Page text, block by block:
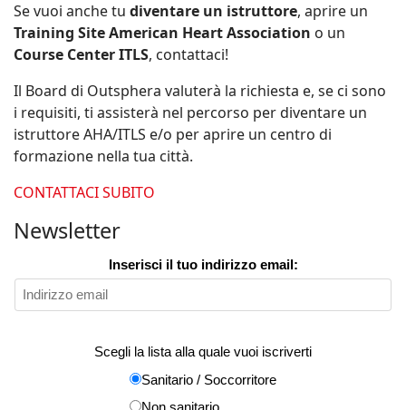
Se vuoi anche tu diventare un istruttore, aprire un
Training Site American Heart Association o un
Course Center ITLS, contattaci!
Il Board di Outsphera valuterà la richiesta e, se ci sono
i requisiti, ti assisterà nel percorso per diventare un
istruttore AHA/ITLS e/o per aprire un centro di
formazione nella tua città.
CONTATTACI SUBITO
Newsletter
Inserisci il tuo indirizzo email:
Scegli la lista alla quale vuoi iscriverti
Sanitario / Soccorritore
Non sanitario